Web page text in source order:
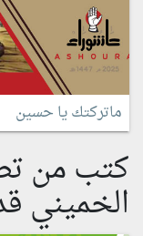
ماتركتك يا حسين
كتب من
الخميني